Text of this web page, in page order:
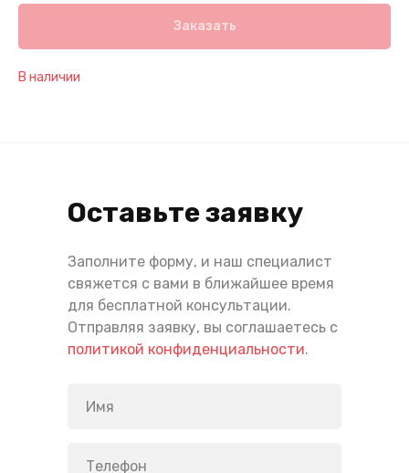
Заказать
В наличии
Оставьте заявку
Заполните форму, и наш специалист
свяжется с вами в ближайшее время
для бесплатной консультации.
Отправляя заявку, вы соглашаетесь с
политикой конфиденциальности.